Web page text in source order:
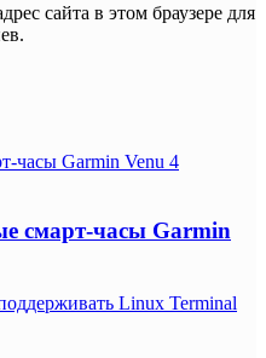
сайта в этом браузере для
часы Garmin Venu 4
смарт-часы Garmin
Linux Terminal